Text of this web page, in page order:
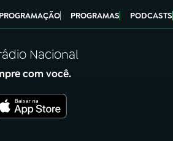
PROGRAMAÇÃO PROGRAMAS PODCASTS
Nacional
com você.